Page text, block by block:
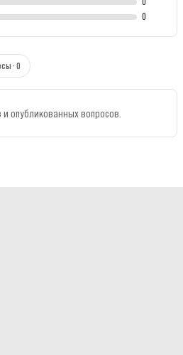
0
· 0
опубликованных вопросов.